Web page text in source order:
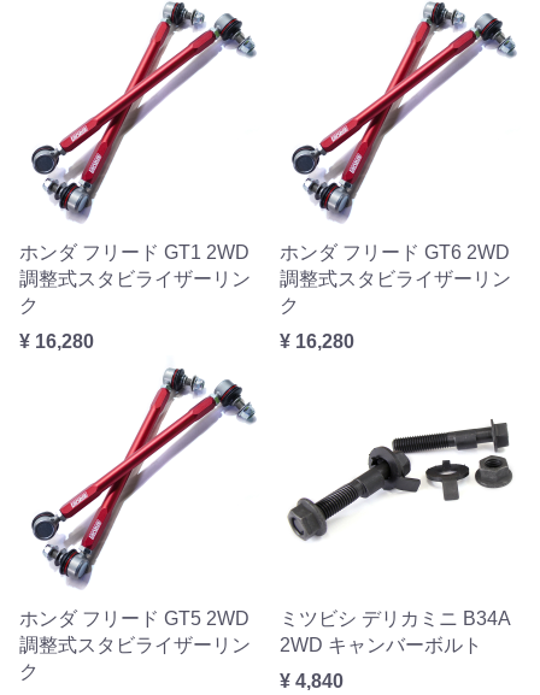
ホンダ フリード GT1 2WD
調整式スタビライザーリン
ク
¥ 16,280
ホンダ フリード GT6 2WD
調整式スタビライザーリン
ク
¥ 16,280
ホンダ フリード GT5 2WD
調整式スタビライザーリン
ク
ミツビシ デリカミニ B34A
2WD キャンバーボルト
¥ 4,840